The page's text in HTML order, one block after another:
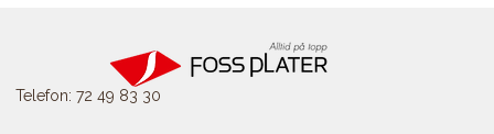
Telefon: 72 49 83 30